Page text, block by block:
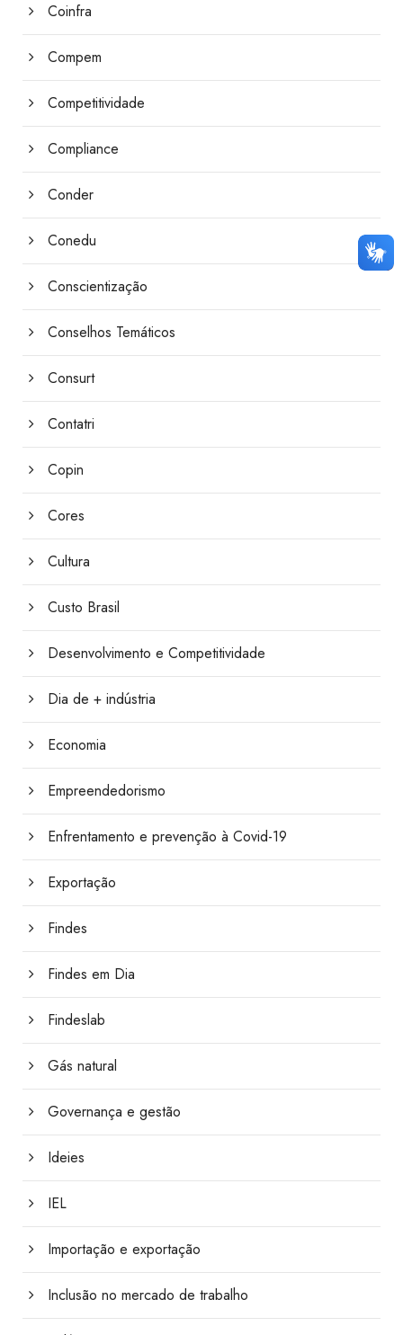
Coinfra
Compem
Competitividade
Compliance
Conder
Conedu
Conscientização
Conselhos Temáticos
Consurt
Contatri
Copin
Cores
Cultura
Custo Brasil
Desenvolvimento e Competitividade
Dia de + indústria
Economia
Empreendedorismo
Enfrentamento e prevenção à Covid-19
Exportação
Findes
Findes em Dia
Findeslab
Gás natural
Governança e gestão
Ideies
IEL
Importação e exportação
Inclusão no mercado de trabalho